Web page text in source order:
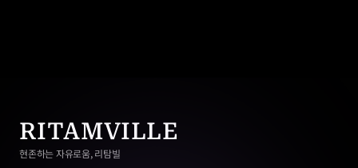
RITAMVILLE
현존하는 자유로움, 리탐빌